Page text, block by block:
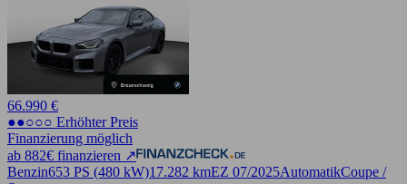
66.990 €
●●○○○ Erhöhter Preis
Finanzierung möglich
ab 882€ finanzieren ↗
Benzin653 PS (480 kW)17.282 kmEZ 07/2025AutomatikCoupe /